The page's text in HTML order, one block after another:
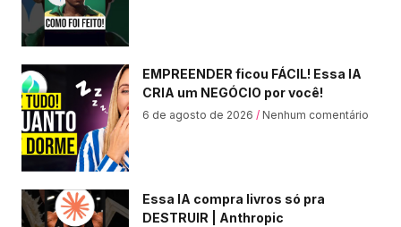
EMPREENDER ficou FÁCIL! Essa IA
CRIA um NEGÓCIO por você!
6 de agosto de 2026 Nenhum comentário
Essa IA compra livros só pra
DESTRUIR | Anthropic